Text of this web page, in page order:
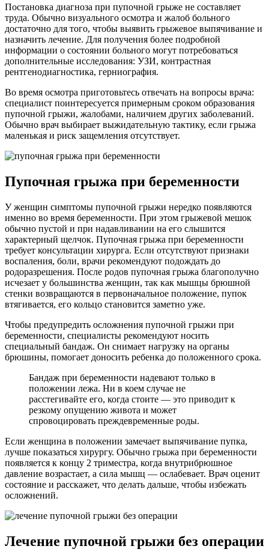
Постановка диагноза при пупочной грыже не составляет
труда. Обычно визуального осмотра и жалоб больного
достаточно для того, чтобы выявить грыжевое выпячивание и
назначить лечение. Для получения более подробной
информации о состоянии больного могут потребоваться
дополнительные исследования: УЗИ, контрастная
рентгенодиагностика, герниография.
Во время осмотра приготовьтесь отвечать на вопросы врача:
специалист поинтересуется примерным сроком образования
пупочной грыжи, жалобами, наличием других заболеваний.
Обычно врач выбирает выжидательную тактику, если грыжа
маленькая и риск защемления отсутствует.
Пупочная грыжа при беременности
У женщин симптомы пупочной грыжи нередко появляются
именно во время беременности. При этом грыжевой мешок
обычно пустой и при надавливании на его слышится
характерный щелчок. Пупочная грыжа при беременности
требует консультации хирурга. Если отсутствуют признаки
воспаления, боли, врачи рекомендуют подождать до
родоразрешения. После родов пупочная грыжа благополучно
исчезает у большинства женщин, так как мышцы брюшной
стенки возвращаются в первоначальное положение, пупок
втягивается, его кольцо становится заметно уже.
Чтобы предупредить осложнения пупочной грыжи при
беременности, специалисты рекомендуют носить
специальный бандаж. Он снимает нагрузку на органы
брюшины, помогает доносить ребенка до положенного срока.
Бандаж при беременности надевают только в
положении лежа. Ни в коем случае не
расстегивайте его, когда стоите — это приводит к
резкому опущению живота и может
спровоцировать преждевременные роды.
Если женщина в положении замечает выпячивание пупка,
лучше показаться хирургу. Обычно грыжа при беременности
появляется к концу 2 триместра, когда внутрибрюшное
давление возрастает, а сила мышц — ослабевает. Врач оценит
состояние и расскажет, что делать дальше, чтобы избежать
осложнений.
Лечение пупочной грыжи без операции